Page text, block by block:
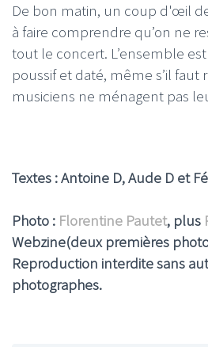
De bon matin, un coup d'œil
à faire comprendre qu’on ne
tout le concert. L’ensemble est
poussif et daté, même s’il
musiciens ne ménagent pas
Textes : Antoine D, Aude D et
Photo : Florentine Pautet, plus
Webzine(deux premières
Reproduction interdite sans
photographes.